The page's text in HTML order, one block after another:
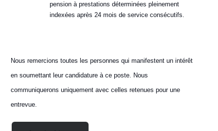
pension à prestations déterminées pleinement
indexées après 24 mois de service consécutifs.
Nous remercions toutes les personnes qui manifestent un intérêt
en soumettant leur candidature à ce poste. Nous
communiquerons uniquement avec celles retenues pour une
entrevue.